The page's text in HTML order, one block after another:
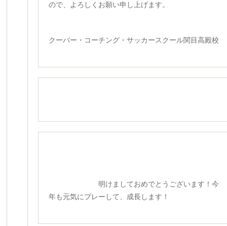
ので、よろしくお願い申し上げます。
クーバー・コーチング・サッカースクール関目高殿校
明けましておめでとうございます！今
年も元気にプレーして、成長します！